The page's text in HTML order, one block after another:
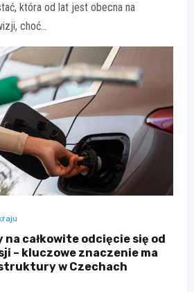
która od lat jest obecna na
choć…
całkowite odcięcie się od
– kluczowe znaczenie ma
w Czechach